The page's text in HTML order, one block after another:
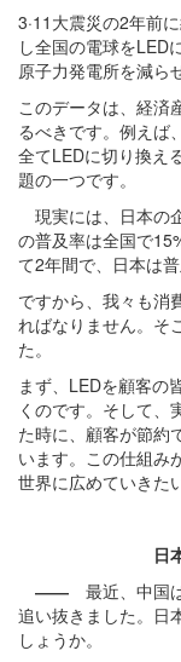
3·11大震災の2年前
し全国の電球をLED
原子力発電所を減ら
このデータは、経済
るべきです。例えば
全てLEDに切り換え
題の一つです。
現実には、日本の
の普及率は全国で
て2年間で、日本は
ですから、我々も消
ればなりません。そ
た。
まず、LEDを顧客の
くのです。そして、
た時に、顧客が節約
います。この仕組み
世界に広めていきた
日
―― 最近、中国
追い抜きました。日
しょうか。